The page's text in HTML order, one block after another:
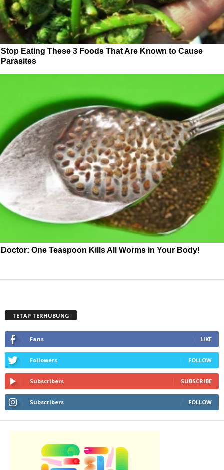
Stop Eating These 3 Foods That Are Known to Cause
Parasites
Doctor: One Teaspoon Kills All Worms in Your Body!
TETAP TERHUBUNG
Fans LIKE
Followers FOLLOW
Subscribers SUBSCRIBE
Subscribers FOLLOW